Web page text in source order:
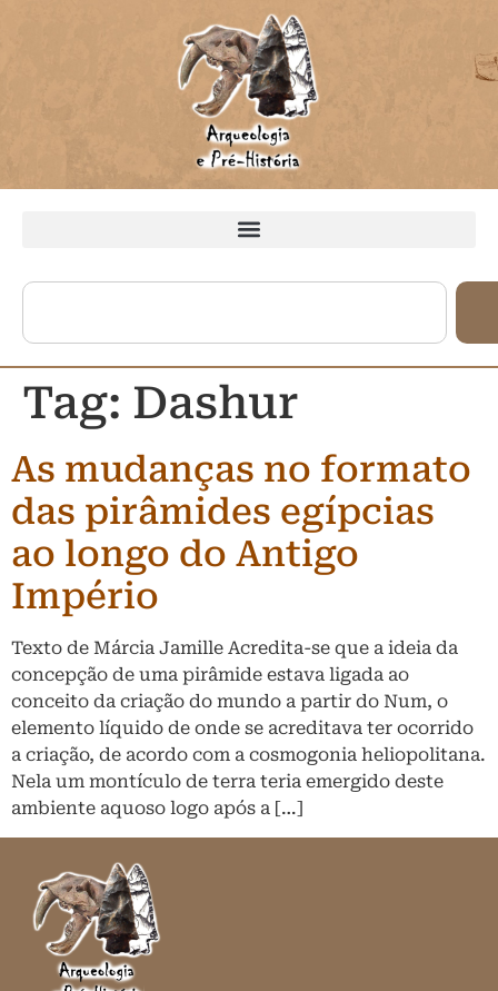
Tag: Dashur
As mudanças no formato
das pirâmides egípcias
ao longo do Antigo
Império
Texto de Márcia Jamille Acredita-se que a ideia da
concepção de uma pirâmide estava ligada ao
conceito da criação do mundo a partir do Num, o
elemento líquido de onde se acreditava ter ocorrido
a criação, de acordo com a cosmogonia heliopolitana.
Nela um montículo de terra teria emergido deste
ambiente aquoso logo após a […]